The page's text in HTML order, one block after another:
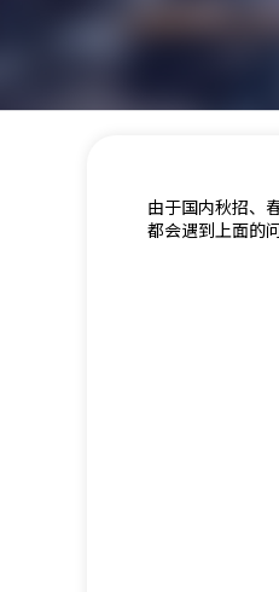
由于国内秋招、
都会遇到上面的